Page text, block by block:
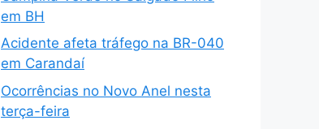
em BH
Acidente afeta tráfego na BR-040
em Carandaí
Ocorrências no Novo Anel nesta
terça-feira